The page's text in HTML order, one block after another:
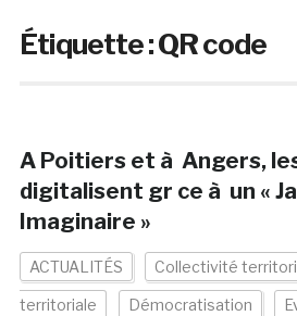
Étiquette :QR code
A Poitiers et à Angers,
digitalisent gr ce à un «
Imaginaire »
ACTUALITÉS Collectivité
territoriale Démocratisation